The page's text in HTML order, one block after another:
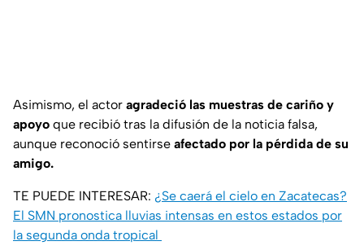
Asimismo, el actor agradeció las muestras de cariño y
apoyo que recibió tras la difusión de la noticia falsa,
aunque reconoció sentirse afectado por la pérdida de su
amigo.
TE PUEDE INTERESAR: ¿Se caerá el cielo en Zacatecas?
El SMN pronostica lluvias intensas en estos estados por
la segunda onda tropical